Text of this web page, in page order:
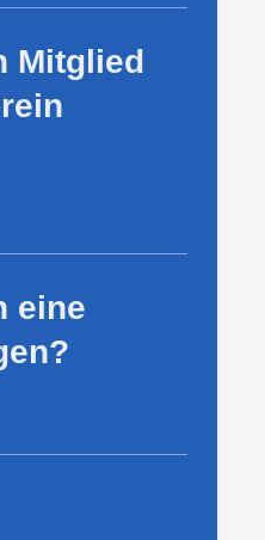
Mitglied
eine